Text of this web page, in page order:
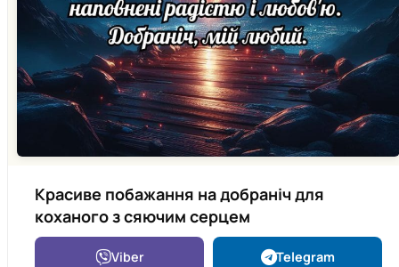
Красиве побажання на добраніч для
коханого з сяючим серцем
Viber Telegram